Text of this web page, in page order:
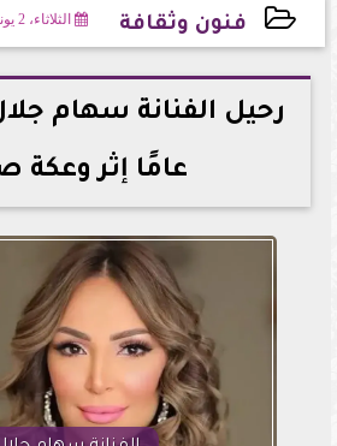
فنون وثقافة الثلاثاء، 2 يونيو 2026
2026-06-02 13:09:07
عامًا إثر وعكة